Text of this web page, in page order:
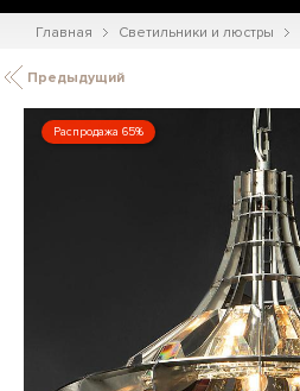
Главная Светильники и люстры
Предыдущий
Распродажа 65%